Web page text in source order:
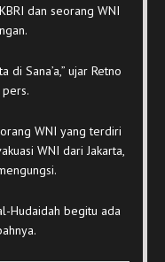
dan seorang WNI
Sana’a,” ujar Retno
WNI yang terdiri
WNI dari Jakarta,
Hudaidah begitu ada